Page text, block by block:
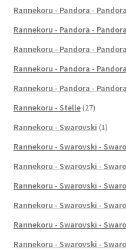
Rannekoru - Pandora -
Rannekoru - Pandora -
Rannekoru - Pandora -
Rannekoru - Pandora -
Rannekoru - Pandora -
Rannekoru - Stelle (27)
Rannekoru - Swarovski (1)
Rannekoru - Swarovski -
Rannekoru - Swarovski -
Rannekoru - Swarovski -
Rannekoru - Swarovski -
Rannekoru - Swarovski -
Rannekoru - Swarovski -